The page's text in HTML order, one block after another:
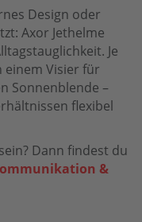
Design oder
Axor Jethelme
Je
einem Visier für
Sonnenblende –
flexibel
Dann findest du
&